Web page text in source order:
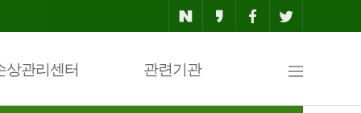
상관리센터 관련기관